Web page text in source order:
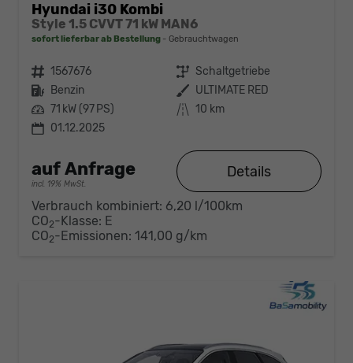
Hyundai i30 Kombi
Style 1.5 CVVT 71 kW MAN6
sofort lieferbar ab Bestellung Gebrauchtwagen
Fahrzeugnr. 1567676 Getriebe Schaltgetriebe
Kraftstoff Benzin Außenfarbe ULTIMATE RED
Leistung 71 kW (97 PS) Kilometerstand 10 km
01.12.2025
auf Anfrage
incl. 19% MwSt.
Details
Verbrauch kombiniert: 6,20 l/100km
CO2-Klasse: E
CO2-Emissionen: 141,00 g/km